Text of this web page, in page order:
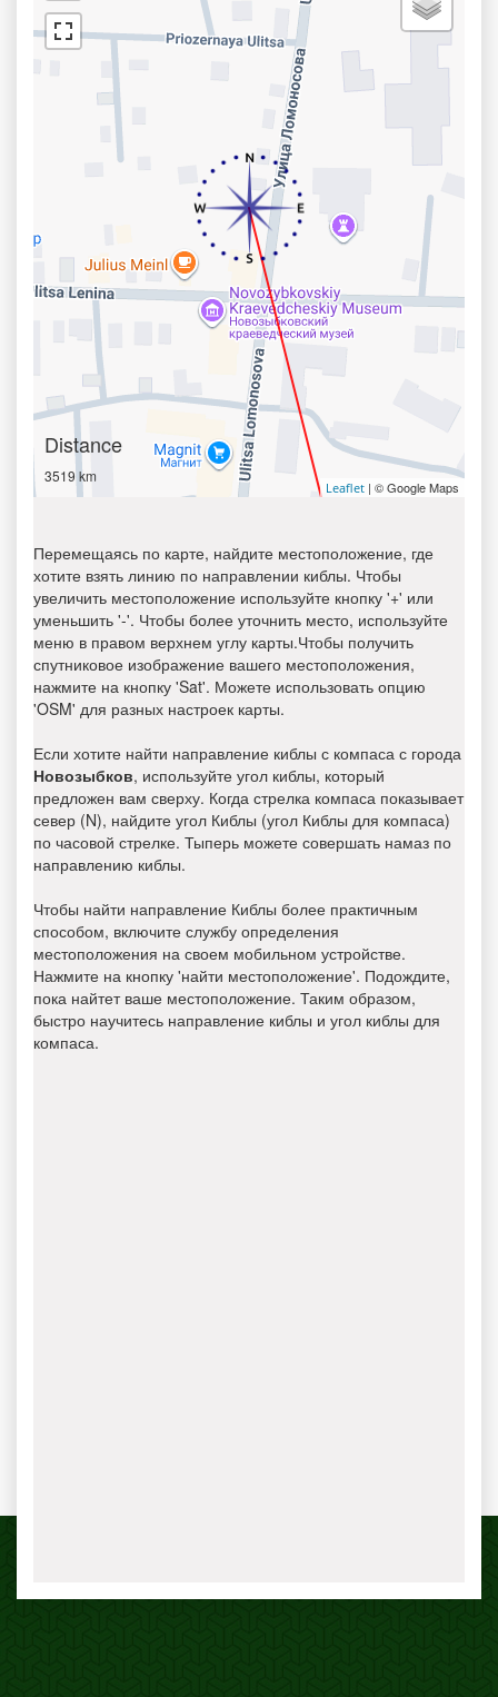
Distance
3519 km
Leaflet | © Google Maps
Перемещаясь по карте, найдите местоположение, где
хотите взять линию по направлении киблы. Чтобы
увеличить местоположение используйте кнопку '+' или
уменьшить '-'. Чтобы более уточнить место, используйте
меню в правом верхнем углу карты.Чтобы получить
спутниковое изображение вашего местоположения,
нажмите на кнопку 'Sat'. Можете использовать опцию
'OSM' для разных настроек карты.
Если хотите найти направление киблы с компаса с города
Новозыбков, используйте угол киблы, который
предложен вам сверху. Когда стрелка компаса показывает
север (N), найдите угол Киблы (угол Киблы для компаса)
по часовой стрелке. Тыперь можете совершать намаз по
направлению киблы.
Чтобы найти направление Киблы более практичным
способом, включите службу определения
местоположения на своем мобильном устройстве.
Нажмите на кнопку 'найти местоположение'. Подождите,
пока найтет ваше местоположение. Таким образом,
быстро научитесь направление киблы и угол киблы для
компаса.